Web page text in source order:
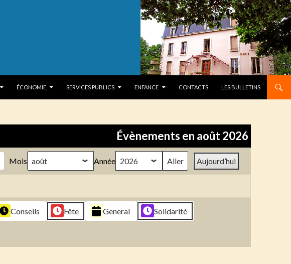
ÉCONOMIE SERVICES PUBLICS ENFANCE CONTACTS LES BULLETINS
Évènements en août 2026
Mois Année Aujourd’hui
Conseils Fête General
Solidarité